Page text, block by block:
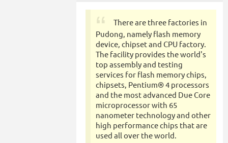
There are three factories in
Pudong, namely flash memory
device, chipset and CPU factory.
The facility provides the world's
top assembly and testing
services for flash memory chips,
chipsets, Pentium® 4 processors
and the most advanced Due Core
microprocessor with 65
nanometer technology and other
high performance chips that are
used all over the world.